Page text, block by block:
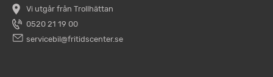
Vi utgår från Trollhättan
0520 21 19 00
servicebil@fritidscenter.se